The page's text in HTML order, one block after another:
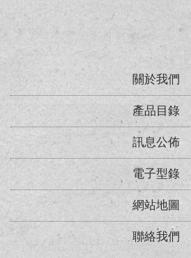
關於我們
產品目錄
訊息公佈
電子型錄
網站地圖
聯絡我們